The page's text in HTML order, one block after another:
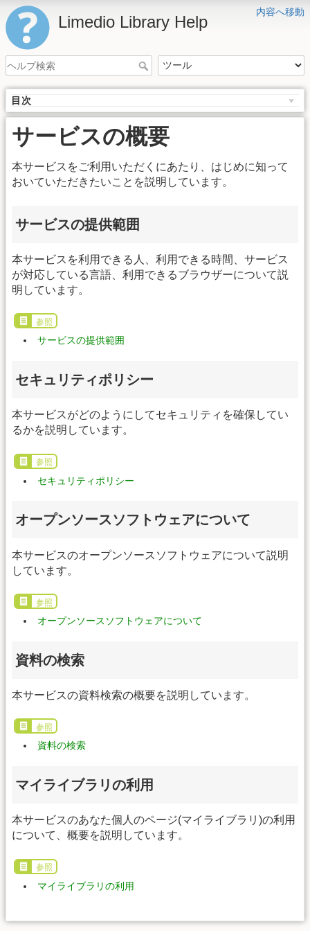
内容へ移動
Limedio Library Help
目次
サービスの概要
本サービスをご利用いただくにあたり、はじめに知って
おいていただきたいことを説明しています。
サービスの提供範囲
本サービスを利用できる人、利用できる時間、サービス
が対応している言語、利用できるブラウザーについて説
明しています。
参照
サービスの提供範囲
セキュリティポリシー
本サービスがどのようにしてセキュリティを確保してい
るかを説明しています。
参照
セキュリティポリシー
オープンソースソフトウェアについて
本サービスのオープンソースソフトウェアについて説明
しています。
参照
オープンソースソフトウェアについて
資料の検索
本サービスの資料検索の概要を説明しています。
参照
資料の検索
マイライブラリの利用
本サービスのあなた個人のページ(マイライブラリ)の利用
について、概要を説明しています。
参照
マイライブラリの利用